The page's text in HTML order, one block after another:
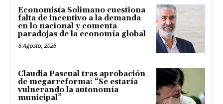
Economista Solimano cuestiona
falta de incentivo a la demanda
en lo nacional y comenta
paradojas de la economía global
6 Agosto, 2026
Claudia Pascual tras aprobación
de megarreforma: “Se estaría
vulnerando la autonomía
municipal”